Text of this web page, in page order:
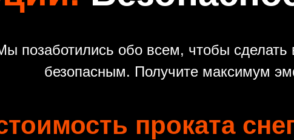
позаботились обо всем, чтобы
безопасным. Получите максимум
проката